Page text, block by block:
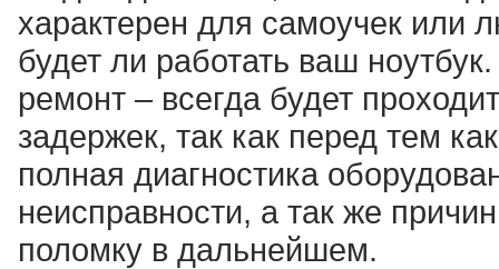
характерен для самоучек или
будет ли работать ваш
ремонт – всегда будет
задержек, так как перед тем
полная диагностика
неисправности, а так же
поломку в дальнейшем.